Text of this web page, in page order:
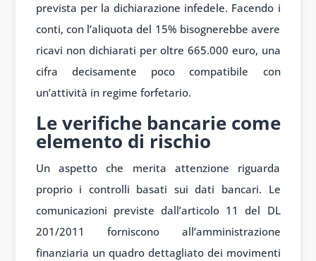
prevista per la dichiarazione infedele. Facendo i
conti, con l’aliquota del 15% bisognerebbe avere
ricavi non dichiarati per oltre 665.000 euro, una
cifra decisamente poco compatibile con
un’attività in regime forfetario.
Le verifiche bancarie come
elemento di rischio
Un aspetto che merita attenzione riguarda
proprio i controlli basati sui dati bancari. Le
comunicazioni previste dall’articolo 11 del DL
201/2011 forniscono all’amministrazione
finanziaria un quadro dettagliato dei movimenti